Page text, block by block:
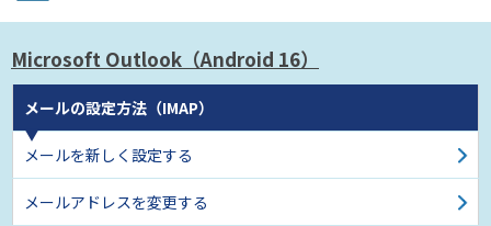
Microsoft Outlook （Android 16）
メールの設定方法（IMAP）
メールを新しく設定する
メールアドレスを変更する